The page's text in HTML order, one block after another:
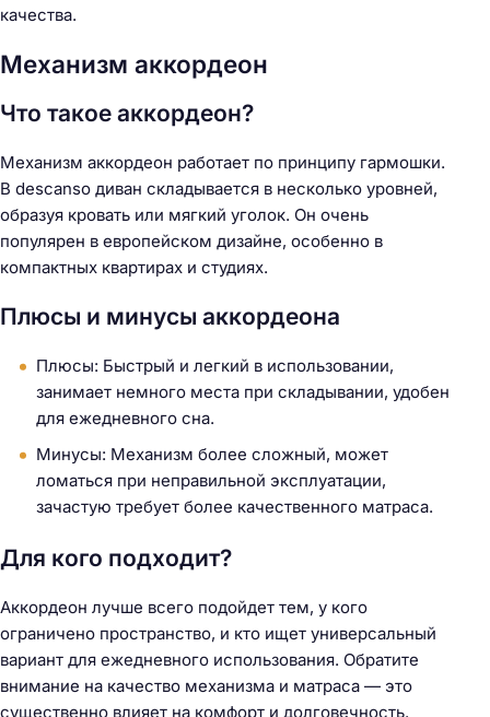
качества.
Механизм аккордеон
Что такое аккордеон?
Механизм аккордеон работает по принципу гармошки.
В descanso диван складывается в несколько уровней,
образуя кровать или мягкий уголок. Он очень
популярен в европейском дизайне, особенно в
компактных квартирах и студиях.
Плюсы и минусы аккордеона
Плюсы: Быстрый и легкий в использовании,
занимает немного места при складывании, удобен
для ежедневного сна.
Минусы: Механизм более сложный, может
ломаться при неправильной эксплуатации,
зачастую требует более качественного матраса.
Для кого подходит?
Аккордеон лучше всего подойдет тем, у кого
ограничено пространство, и кто ищет универсальный
вариант для ежедневного использования. Обратите
внимание на качество механизма и матраса — это
существенно влияет на комфорт и долговечность.